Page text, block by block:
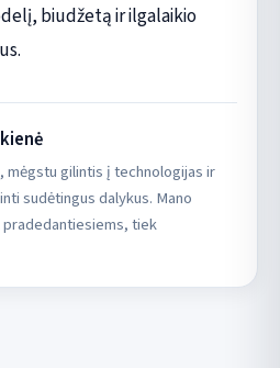
biudžetą ir ilgalaikio
mėgstu gilintis į technologijas ir
sudėtingus dalykus. Mano
tiek